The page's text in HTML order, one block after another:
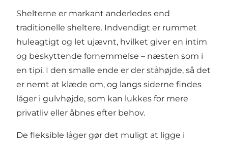
Shelterne er markant anderledes end
traditionelle sheltere. Indvendigt er rummet
huleagtigt og let ujævnt, hvilket giver en intim
og beskyttende fornemmelse – næsten som i
en tipi. I den smalle ende er der ståhøjde, så det
er nemt at klæde om, og langs siderne findes
låger i gulvhøjde, som kan lukkes for mere
privatliv eller åbnes efter behov.
De fleksible låger gør det muligt at ligge i